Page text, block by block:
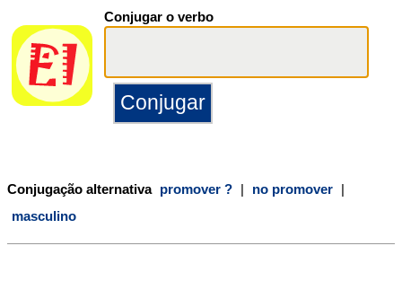
Conjugar o verbo
Conjugação alternativa promover ? | no promover |
masculino